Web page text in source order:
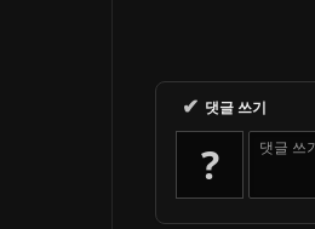
✔ 댓글 쓰기
? 댓글 쓰